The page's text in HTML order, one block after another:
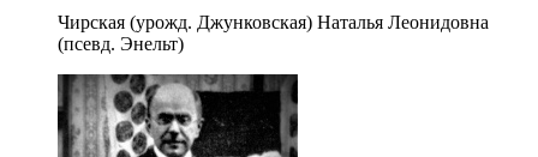
Чирская (урожд. Джунковская) Наталья Леонидовна
(псевд. Энельт)